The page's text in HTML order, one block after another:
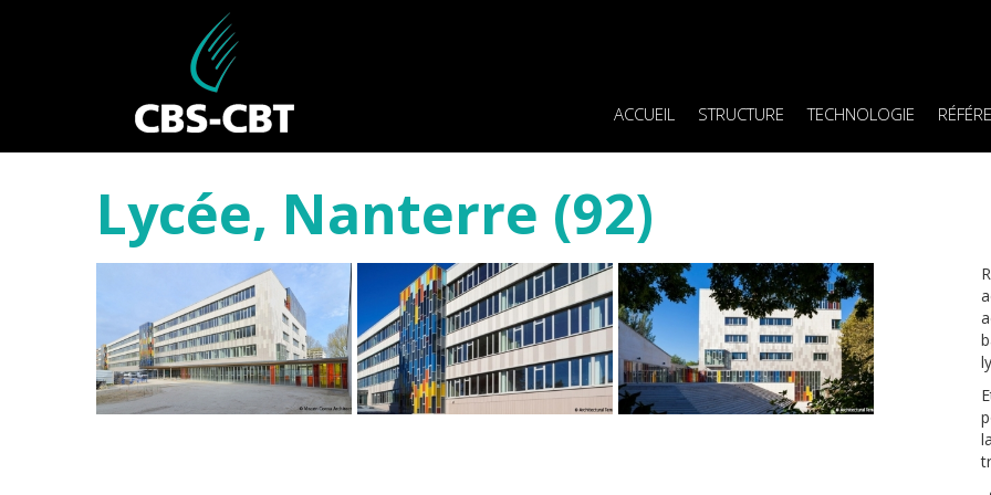
ACCUEIL STRUCTURE TECHNOLOGIE
Lycée, Nanterre (92)